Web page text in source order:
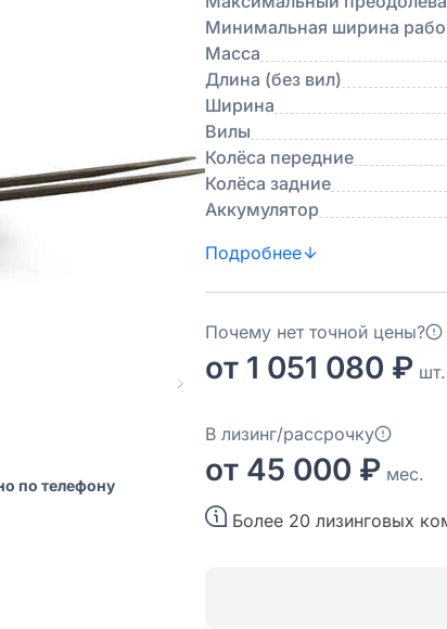
по телефону
Минимальная ширина
Масса
Длина (без вил)
Ширина
Вилы
Колёса передние
Колёса задние
Аккумулятор
Подробнее
Почему нет точной цены?
от 1 051 080 ₽ шт.
В лизинг/рассрочку
от 45 000 ₽ мес.
Более 20 лизинговых